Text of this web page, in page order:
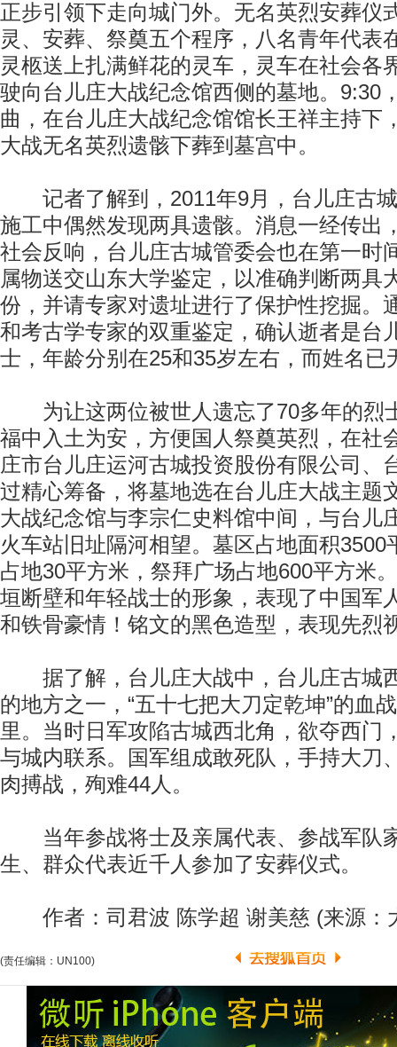
正步引领下走向城门外。无名英烈安葬仪
灵、安葬、祭奠五个程序，八名青年代表
灵柩送上扎满鲜花的灵车，灵车在社会各
驶向台儿庄大战纪念馆西侧的墓地。9:30
曲，在台儿庄大战纪念馆馆长王祥主持下
大战无名英烈遗骸下葬到墓宫中。
记者了解到，2011年9月，台儿庄古城
施工中偶然发现两具遗骸。消息一经传出
社会反响，台儿庄古城管委会也在第一时
属物送交山东大学鉴定，以准确判断两具
份，并请专家对遗址进行了保护性挖掘。
和考古学专家的双重鉴定，确认逝者是台
士，年龄分别在25和35岁左右，而姓名已
为让这两位被世人遗忘了70多年的烈
福中入土为安，方便国人祭奠英烈，在社
庄市台儿庄运河古城投资股份有限公司、
过精心筹备，将墓地选在台儿庄大战主题
大战纪念馆与李宗仁史料馆中间，与台儿
火车站旧址隔河相望。墓区占地面积3500
占地30平方米，祭拜广场占地600平方米
垣断壁和年轻战士的形象，表现了中国军
和铁骨豪情！铭文的黑色造型，表现先烈
据了解，台儿庄大战中，台儿庄古城
的地方之一，“五十七把大刀定乾坤”的血
里。当时日军攻陷古城西北角，欲夺西门
与城内联系。国军组成敢死队，手持大刀
肉搏战，殉难44人。
当年参战将士及亲属代表、参战军队
生、群众代表近千人参加了安葬仪式。
作者：司君波 陈学超 谢美慈 (来源：
(责任编辑：UN100)